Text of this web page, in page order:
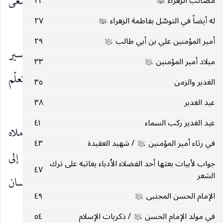
له أيضاً في التوسّل بفاطمة الزهراء عليها‌السلام
٢٧
أمير المؤمنين علي بن أبي طالب عليه‌السلام
٢٩
ميلاد أمير المؤمنين عليه‌السلام
٣٣
الغدير والزمن
٣٥
عيد الغدير
٣٨
عيد الغدير ركب السماء
٤١
في رثاء أمير المؤمنين عليه‌السلام / شهيد العقيدة
٤٣
جواب لأبيات بعثها أحد الفضلاء الاُدباء يعاتبه على ترك
الشعر
٤٧
الإمام الحسن المجتبى عليه‌السلام
٤٩
في مولد الإمام الحسن عليه‌السلام / ذكريات الإسلام
٥٤
إليه وهو الحفاظ على الإسلام الأصيل.
ويشمل عطاؤه العلمي الكثير من المجالات في التفسير
والفقه والحديث والكلام وحتى في الكيمياء حيث تعلّم
منه جابر بن حيّان هذا العلم.
ومن الكتب التي رويت عنه « توحيد المفضل » أملاه
الإمام عليه‌السلام على المفضل بن عمر ، حيث تعرّض فيه إلى
الكثير من الموضوعات المهمة في مجال خلق الإنسان
والعالم وإثبات وجود الله وقدرته وعلمه وحكمه.